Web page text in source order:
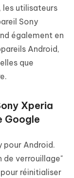
les utilisateurs
Sony
également en
Android,
que
Xperia
Google
pour Android.
de verrouillage"
réinitialiser